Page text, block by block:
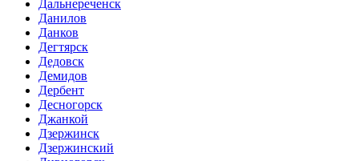
Дальнереченск
Данилов
Данков
Дегтярск
Дедовск
Демидов
Дербент
Десногорск
Джанкой
Дзержинск
Дзержинский